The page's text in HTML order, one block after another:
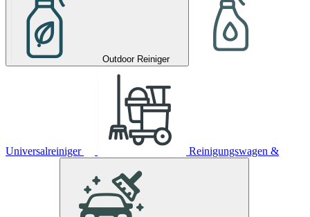
Outdoor Reiniger
Universalreiniger Reinigungswagen &